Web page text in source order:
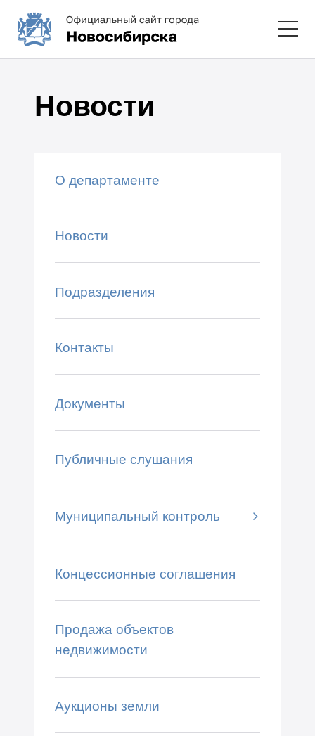
Новости
О департаменте
Новости
Подразделения
Контакты
Документы
Публичные слушания
Муниципальный контроль
Концессионные соглашения
Продажа объектов
недвижимости
Аукционы земли